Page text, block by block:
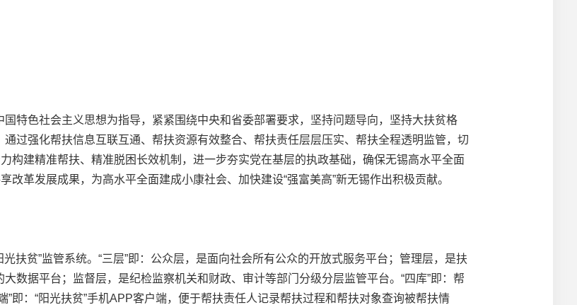
色社会主义思想为指导，紧紧围绕中央和省委部署要求，坚持问题导向，坚持大扶贫格
过强化帮扶信息互联互通、帮扶资源有效整合、帮扶责任层层压实、帮扶全程透明监管，切
构建精准帮扶、精准脱困长效机制，进一步夯实党在基层的执政基础，确保无锡高水平全面
改革发展成果，为高水平全面建成小康社会、加快建设“强富美高”新无锡作出积极贡献。
贫”监管系统。“三层”即：公众层，是面向社会所有公众的开放式服务平台；管理层，是扶
数据平台；监督层，是纪检监察机关和财政、审计等部门分级分层监管平台。“四库”即：帮
即：“阳光扶贫”手机APP客户端，便于帮扶责任人记录帮扶过程和帮扶对象查询被帮扶情